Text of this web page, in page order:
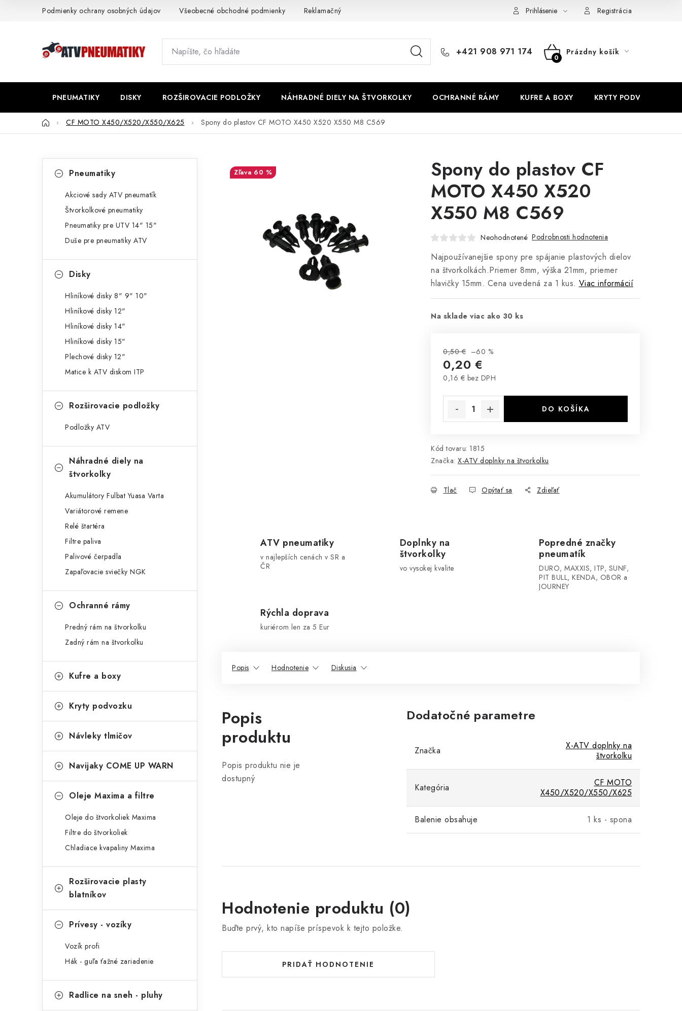
Podmienky ochrany osobných údajov Všeobecné obchodné podmienky Reklamačný poriadok - formulár Prihlásenie Registrácia
+421 908 971 174
NÁKUPNÝ
Prázdny košík
PNEUMATIKY DISKY ROZŠIROVACIE PODLOŽKY NÁHRADNÉ DIELY NA ŠTVORKOLKY OCHRANNÉ RÁMY KUFRE A BOXY KRYTY PODVOZKU
DomovCF MOTO X450/X520/X550/X625 Spony do plastov CF MOTO X450 X520 X550 M8 C569
p
kategóriePneumatiky
Akciové sady ATV pneumatík
Štvorkolkové pneumatiky
Pneumatiky pre UTV 14" 15"
Duše pre pneumatiky ATV
Disky
Hliníkové disky 8" 9" 10"
Hliníkové disky 12"
Hliníkové disky 14"
Hliníkové disky 15"
Plechové disky 12"
Matice k ATV diskom ITP
Rozširovacie podložky
Podložky ATV
Náhradné diely na
štvorkolky
Akumulátory Fulbat Yuasa Varta
Variátorové remene
Relé štartéra
Filtre paliva
Palivové čerpadla
Zapaľovacie sviečky NGK
Ochranné rámy
Predný rám na štvorkolku
Zadný rám na štvorkolku
Kufre a boxy
Kryty podvozku
Návleky tlmičov
Navijaky COME UP WARN
Oleje Maxima a filtre
Oleje do štvorkoliek Maxima
Filtre do štvorkoliek
Chladiace kvapaliny Maxima
Rozširovacie plasty
blatníkov
Prívesy - vozíky
Vozík profi
Hák - guľa ťažné zariadenie
Radlice na sneh - pluhy
Spony do plastov CF
MOTO X450 X520
X550 M8 C569
Neohodnotené Podrobnosti hodnotenia
Najpoužívanejšie spony pre spájanie plastových dielov
na štvorkolkách.Priemer 8mm, výška 21mm, priemer
hlavičky 15mm. Cena uvedená za 1 kus. Viac informácií
Na sklade viac ako 30 ks
0,50 € –60 %
0,20 €
0,16 € bez DPH
DO KOŠÍKA
Kód tovaru: 1815
Značka: X-ATV doplnky na štvorkolku
Tlač Opýtať sa Zdieľať
60 %
ATV pneumatiky
v najlepších cenách v SR a
ČR
Doplnky na
štvorkolky
vo vysokej kvalite
Popredné značky
pneumatík
DURO, MAXXIS, ITP, SUNF,
PIT BULL, KENDA, OBOR a
JOURNEY
Rýchla doprava
kuriérom len za 5 Eur
Popis Hodnotenie Diskusia
Popis
produktu
Popis produktu nie je
dostupný
Dodatočné parametre
Značka
X-ATV doplnky na
štvorkolku
Kategória
CF MOTO
X450/X520/X550/X625
Balenie obsahuje 1 ks - spona
Hodnotenie produktu (0)
Buďte prvý, kto napíše príspevok k tejto položke.
PRIDAŤ HODNOTENIE